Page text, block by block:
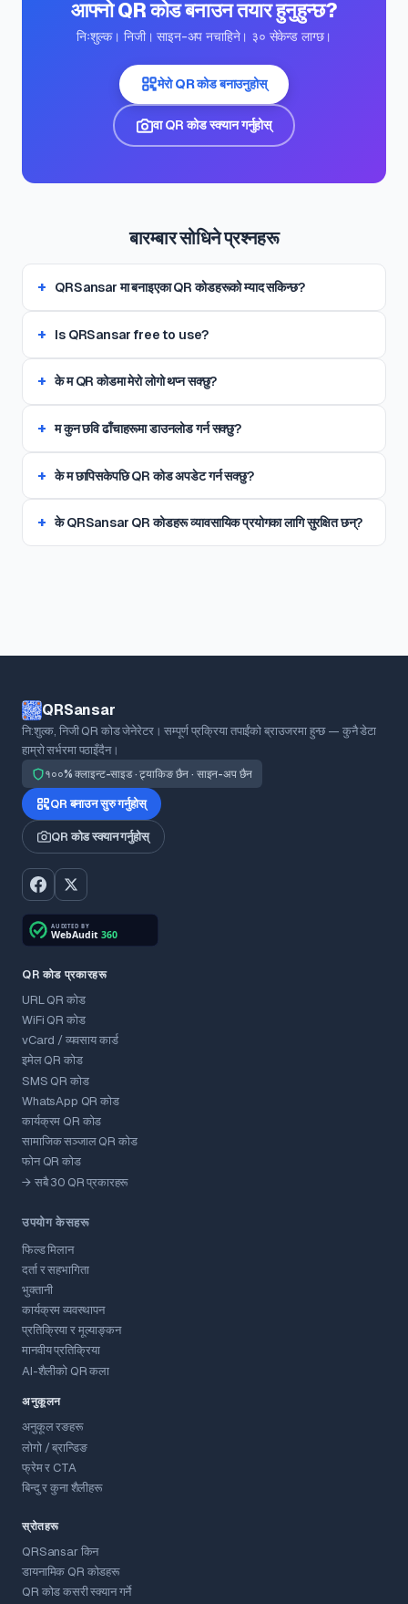
आफ्नो QR कोड बनाउन तयार हुनुहुन्छ?
निःशुल्क। निजी। साइन-अप नचाहिने। ३० सेकेन्ड लाग्छ।
मेरो QR कोड बनाउनुहोस्
वा QR कोड स्क्यान गर्नुहोस्
बारम्बार सोधिने प्रश्नहरू
QRSansar मा बनाइएका QR कोडहरूको म्याद सकिन्छ?
Is QRSansar free to use?
के म QR कोडमा मेरो लोगो थप्न सक्छु?
म कुन छवि ढाँचाहरूमा डाउनलोड गर्न सक्छु?
के म छापिसकेपछि QR कोड अपडेट गर्न सक्छु?
के QRSansar QR कोडहरू व्यावसायिक प्रयोगका लागि सुरक्षित छन्?
QRSansar
नि:शुल्क, निजी QR कोड जेनेरेटर। सम्पूर्ण प्रक्रिया तपाईंको ब्राउजरमा हुन्छ — कुनै डेटा
हाम्रो सर्भरमा पठाइँदैन।
१००% क्लाइन्ट-साइड · ट्र्याकिङ छैन · साइन-अप छैन
QR बनाउन सुरु गर्नुहोस्
QR कोड स्क्यान गर्नुहोस्
QR कोड प्रकारहरू
URL QR कोड
WiFi QR कोड
vCard / व्यवसाय कार्ड
इमेल QR कोड
SMS QR कोड
WhatsApp QR कोड
कार्यक्रम QR कोड
सामाजिक सञ्जाल QR कोड
फोन QR कोड
→ सबै 30 QR प्रकारहरू
उपयोग केसहरू
फिल्ड मिलान
दर्ता र सहभागिता
भुक्तानी
कार्यक्रम व्यवस्थापन
प्रतिक्रिया र मूल्याङ्कन
मानवीय प्रतिक्रिया
AI-शैलीको QR कला
अनुकूलन
अनुकूल रङहरू
लोगो / ब्रान्डिङ
फ्रेम र CTA
बिन्दु र कुना शैलीहरू
स्रोतहरू
QRSansar किन
डायनामिक QR कोडहरू
QR कोड कसरी स्क्यान गर्ने